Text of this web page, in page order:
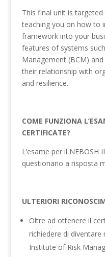
This final unit is
teaching you on how to
framework into your
features of systems
Management (BCM)
their relationship with
and resilience.
COME FUNZIONA
CERTIFICATE?
L’esame per il NEBOSH
questionario a risposta
ULTERIORI
Oltre ad ottenere il
richiedere di diventare
Institute of Risk